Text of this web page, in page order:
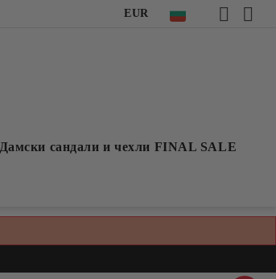
EUR
Дамски сандали и чехли FINAL SALE